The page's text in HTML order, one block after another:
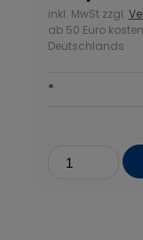
inkl. MwSt zzgl.
ab 50 Euro
Deutschlands
*